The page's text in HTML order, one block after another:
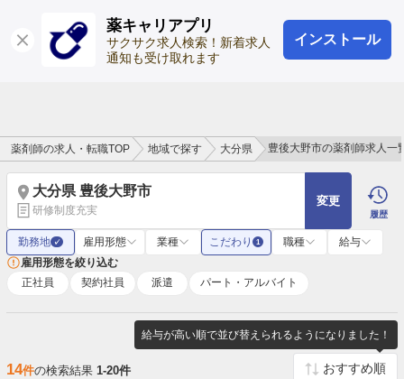
薬キャリアプリ
サクサク求人検索！新着求人
通知も受け取れます
インストール
ログイン 会員登録
薬剤師の求人・転職TOP 地域で探す 大分県 豊後大野市の薬剤師求人一
大分県 豊後大野市
研修制度充実
変更
履歴
勤務地 ✓ 雇用形態 業種 こだわり 1 職種
給与
雇用形態を絞り込む
正社員
契約社員 派遣 パート・アルバイト
給与が高い順で並び替えられるようになりました！
14件の検索結果 1-20件